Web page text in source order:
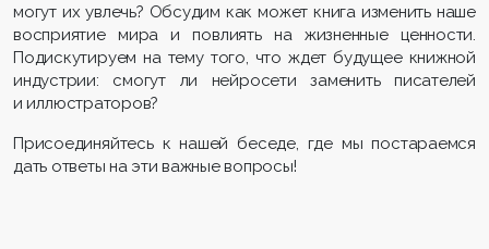
могут их увлечь? Обсудим как может книга изменить наше
восприятие мира и повлиять на жизненные ценности.
Подискутируем на тему того, что ждет будущее книжной
индустрии: смогут ли нейросети заменить писателей
и иллюстраторов?
Присоединяйтесь к нашей беседе, где мы постараемся
дать ответы на эти важные вопросы!